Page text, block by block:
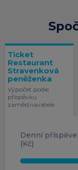
Ticket
Restaurant
Stravenková
peněženka
Výpočet podle
příspěvku
zaměstnavatele
Denní
(Kč)